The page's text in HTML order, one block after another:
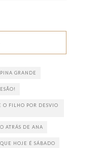
GRANDE
O FILHO POR DESVIO
ATRÁS DE ANA
HOJE É SÁBADO